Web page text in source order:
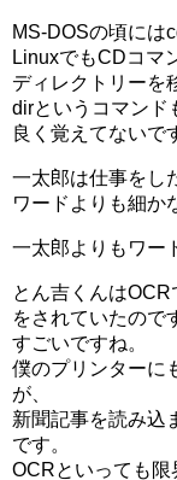
MS-DOSの頃には
LinuxでもCDコマ
ディレクトリーを
dirというコマンド
良く覚えてないで
一太郎は仕事をし
ワードよりも細か
一太郎よりもワー
とん吉くんは
をされていたので
すごいですね。
僕のプリンターに
が、
新聞記事を読み込
です。
OCRといっても限